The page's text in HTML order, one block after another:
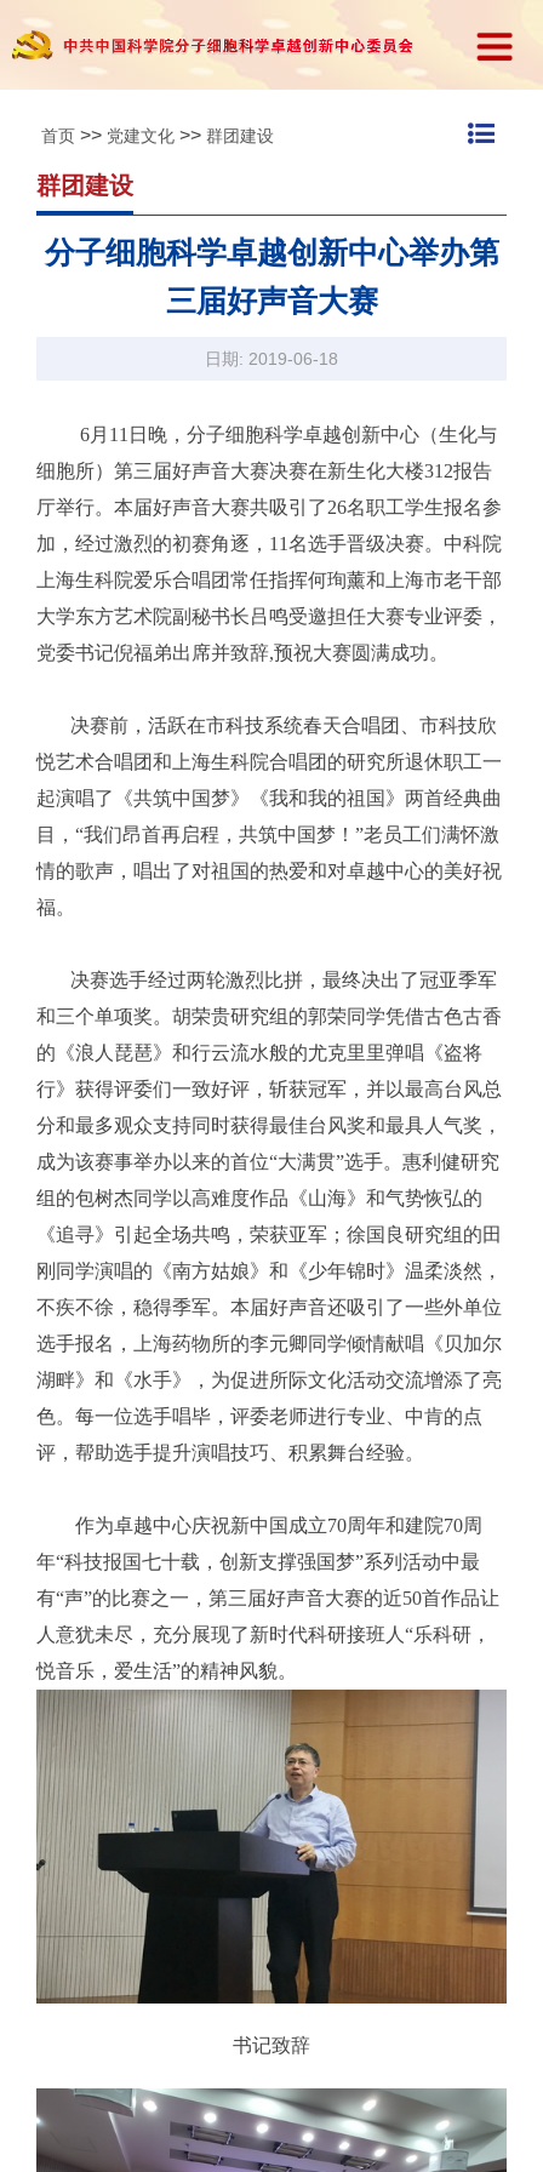
首页 >> 党建文化 >> 群团建设
群团建设
分子细胞科学卓越创新中心举办第
三届好声音大赛
日期: 2019-06-18
6月11日晚，分子细胞科学卓越创新中心（生化与
细胞所）第三届好声音大赛决赛在新生化大楼312报告
厅举行。本届好声音大赛共吸引了26名职工学生报名参
加，经过激烈的初赛角逐，11名选手晋级决赛。中科院
上海生科院爱乐合唱团常任指挥何珣薰和上海市老干部
大学东方艺术院副秘书长吕鸣受邀担任大赛专业评委，
党委书记倪福弟出席并致辞,预祝大赛圆满成功。
决赛前，活跃在市科技系统春天合唱团、市科技欣
悦艺术合唱团和上海生科院合唱团的研究所退休职工一
起演唱了《共筑中国梦》《我和我的祖国》两首经典曲
目，“我们昂首再启程，共筑中国梦！”老员工们满怀激
情的歌声，唱出了对祖国的热爱和对卓越中心的美好祝
福。
决赛选手经过两轮激烈比拼，最终决出了冠亚季军
和三个单项奖。胡荣贵研究组的郭荣同学凭借古色古香
的《浪人琵琶》和行云流水般的尤克里里弹唱《盗将
行》获得评委们一致好评，斩获冠军，并以最高台风总
分和最多观众支持同时获得最佳台风奖和最具人气奖，
成为该赛事举办以来的首位“大满贯”选手。惠利健研究
组的包树杰同学以高难度作品《山海》和气势恢弘的
《追寻》引起全场共鸣，荣获亚军；徐国良研究组的田
刚同学演唱的《南方姑娘》和《少年锦时》温柔淡然，
不疾不徐，稳得季军。本届好声音还吸引了一些外单位
选手报名，上海药物所的李元卿同学倾情献唱《贝加尔
湖畔》和《水手》，为促进所际文化活动交流增添了亮
色。每一位选手唱毕，评委老师进行专业、中肯的点
评，帮助选手提升演唱技巧、积累舞台经验。
作为卓越中心庆祝新中国成立70周年和建院70周
年“科技报国七十载，创新支撑强国梦”系列活动中最
有“声”的比赛之一，第三届好声音大赛的近50首作品让
人意犹未尽，充分展现了新时代科研接班人“乐科研，
悦音乐，爱生活”的精神风貌。
书记致辞